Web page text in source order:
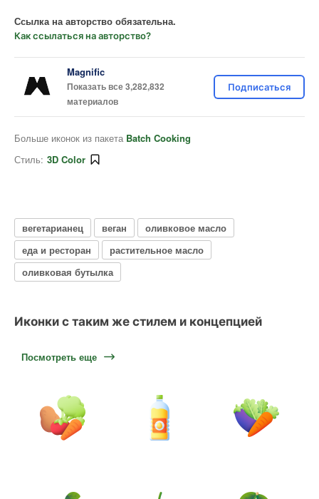
Ссылка на авторство обязательна.
Как ссылаться на авторство?
Magnific
Показать все 3,282,832
материалов
Подписаться
Больше иконок из пакета Batch Cooking
Стиль: 3D Color
вегетарианец веган
оливковое масло
еда и ресторан
растительное масло
оливковая бутылка
Иконки с таким же стилем и концепцией
Посмотреть еще